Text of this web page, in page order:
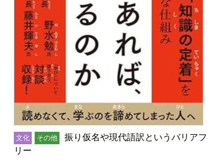
文化 その他
振り仮名や現代語訳というバリアフ
リー